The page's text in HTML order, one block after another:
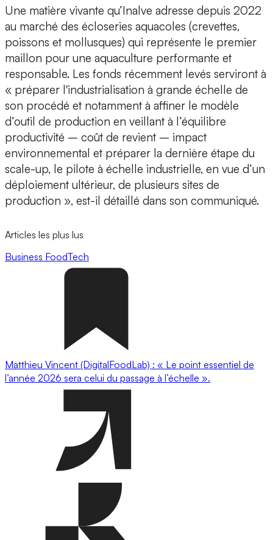
Une matière vivante qu’Inalve adresse depuis 2022
au marché des écloseries aquacoles (crevettes,
poissons et mollusques) qui représente le premier
maillon pour une aquaculture performante et
responsable. Les fonds récemment levés serviront à
« préparer l'industrialisation à grande échelle de
son procédé et notamment à affiner le modèle
d’outil de production en veillant à l’équilibre
productivité – coût de revient – impact
environnemental et préparer la dernière étape du
scale-up, le pilote à échelle industrielle, en vue d’un
déploiement ultérieur, de plusieurs sites de
production », est-il détaillé dans son communiqué.
Articles les plus lus
Business FoodTech
Matthieu Vincent (DigitalFoodLab) : « Le point essentiel de
l’année 2026 sera celui du passage à l’échelle ».